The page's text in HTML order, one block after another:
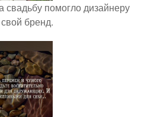
свадьбу помогло дизайнеру
бренд.